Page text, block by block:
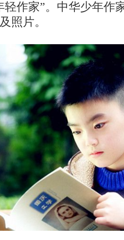
作家”。中华少年作
照片。